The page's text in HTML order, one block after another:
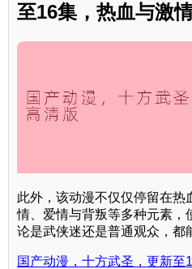
至16集，热血与激
此外，该动漫不仅仅停留在热
情、爱情与背叛等多种元素，
论是武侠迷还是普通观众，都
国产动漫，十方武圣，更新至